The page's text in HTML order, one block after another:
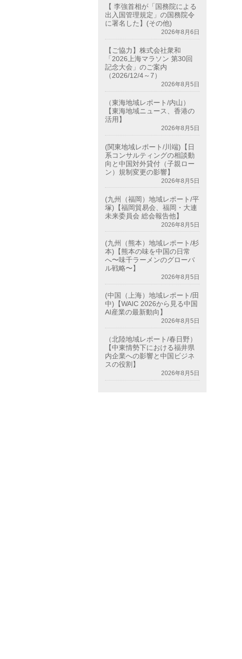
【 李強首相が「国務院による
出入国管理規定」の国務院令
に署名した】(その他)
2026年8月6日
【ご協力】株式会社衆和
「2026上海マラソン 第30回
記念大会」のご案内
（2026/12/4～7）
2026年8月5日
（東海地域レポート/内山）
【東海地域ニュース、香港の
活用】
2026年8月5日
(関東地域レポート/川端)【日
系コンサルティングの相談動
向と中国対外貸付（子親ロー
ン）規制変更の影響】
2026年8月5日
(九州（福岡）地域レポート/平
塚)【福岡貿易会、福岡・大連
未来委員会 総会報告他】
2026年8月5日
(九州（熊本）地域レポート/杉
本)【熊本の味を中国の日常
へ〜味千ラーメンのグローバ
ル戦略〜】
2026年8月5日
(中国（上海）地域レポート/田
中)【WAIC 2026から見る中国
AI産業の最新動向】
2026年8月5日
（北陸地域レポート/春日野）
【中東情勢下における福井県
内企業への影響と中国ビジネ
スの役割】
2026年8月5日